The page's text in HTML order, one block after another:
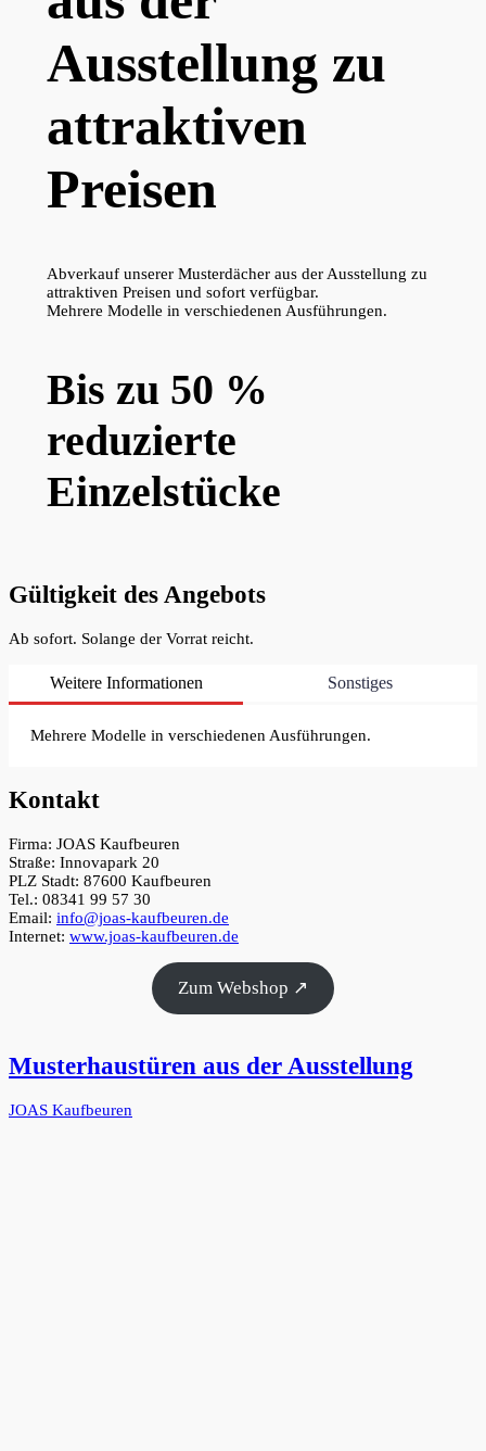
Ausstellung zu
attraktiven
Preisen
Abverkauf unserer Musterdächer aus der Ausstellung zu
attraktiven Preisen und sofort verfügbar.
Mehrere Modelle in verschiedenen Ausführungen.
Bis zu 50 %
reduzierte
Einzelstücke
Gültigkeit des Angebots
Ab sofort. Solange der Vorrat reicht.
Weitere Informationen Sonstiges
Mehrere Modelle in verschiedenen Ausführungen.
Kontakt
Firma: JOAS Kaufbeuren
Straße: Innovapark 20
PLZ Stadt: 87600 Kaufbeuren
Tel.: 08341 99 57 30
Email: info@joas-kaufbeuren.de
Internet: www.joas-kaufbeuren.de
Zum Webshop ↗
Musterhaustüren aus der Ausstellung
JOAS Kaufbeuren